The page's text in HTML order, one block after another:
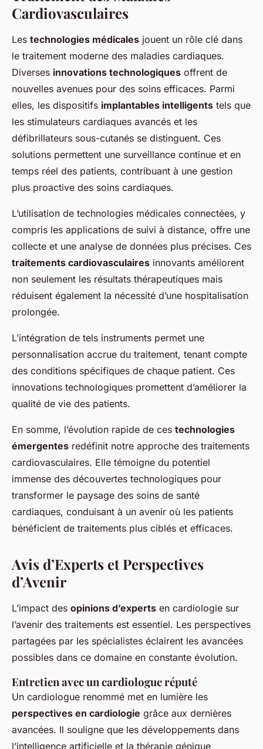
Cardiovasculaires
Les technologies médicales jouent un rôle clé dans
le traitement moderne des maladies cardiaques.
Diverses innovations technologiques offrent de
nouvelles avenues pour des soins efficaces. Parmi
elles, les dispositifs implantables intelligents tels que
les stimulateurs cardiaques avancés et les
défibrillateurs sous-cutanés se distinguent. Ces
solutions permettent une surveillance continue et en
temps réel des patients, contribuant à une gestion
plus proactive des soins cardiaques.
L’utilisation de technologies médicales connectées, y
compris les applications de suivi à distance, offre une
collecte et une analyse de données plus précises. Ces
traitements cardiovasculaires innovants améliorent
non seulement les résultats thérapeutiques mais
réduisent également la nécessité d’une hospitalisation
prolongée.
L’intégration de tels instruments permet une
personnalisation accrue du traitement, tenant compte
des conditions spécifiques de chaque patient. Ces
innovations technologiques promettent d’améliorer la
qualité de vie des patients.
En somme, l’évolution rapide de ces technologies
émergentes redéfinit notre approche des traitements
cardiovasculaires. Elle témoigne du potentiel
immense des découvertes technologiques pour
transformer le paysage des soins de santé
cardiaques, conduisant à un avenir où les patients
bénéficient de traitements plus ciblés et efficaces.
Avis d’Experts et Perspectives
d’Avenir
L’impact des opinions d’experts en cardiologie sur
l’avenir des traitements est essentiel. Les perspectives
partagées par les spécialistes éclairent les avancées
possibles dans ce domaine en constante évolution.
Entretien avec un cardiologue réputé
Un cardiologue renommé met en lumière les
perspectives en cardiologie grâce aux dernières
avancées. Il souligne que les développements dans
l’intelligence artificielle et la thérapie génique